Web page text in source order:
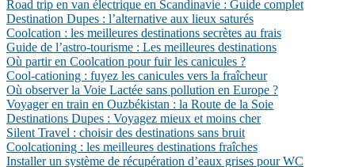
Road trip en van électrique en Scandinavie : Guide complet
Destination Dupes : l’alternative aux lieux saturés
Coolcation : les meilleures destinations secrètes au frais
Guide de l’astro-tourisme : Les meilleures destinations
Où partir en Coolcation pour fuir les canicules ?
Cool-cationing : fuyez les canicules vers la fraîcheur
Où observer la Voie Lactée sans pollution en Europe ?
Voyager en train en Ouzbékistan : la Route de la Soie
Destinations Dupes : Voyagez mieux et moins cher
Silent Travel : choisir des destinations sans bruit
Coolcationing : les meilleures destinations fraîches
Installer un système de récupération d’eaux grises pour WC